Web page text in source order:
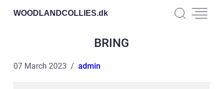
WOODLANDCOLLIES.dk
BRING
07 March 2023 admin